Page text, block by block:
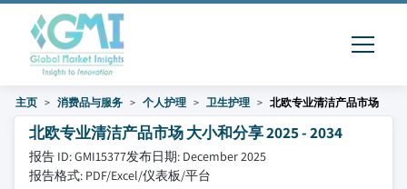
主页 消费品与服务 个人护理 卫生护理 北欧专业清洁产品市场
北欧专业清洁产品市场 大小和分享 2025 - 2034
报告 ID: GMI15377发布日期: December 2025
报告格式: PDF/Excel/仪表板/平台